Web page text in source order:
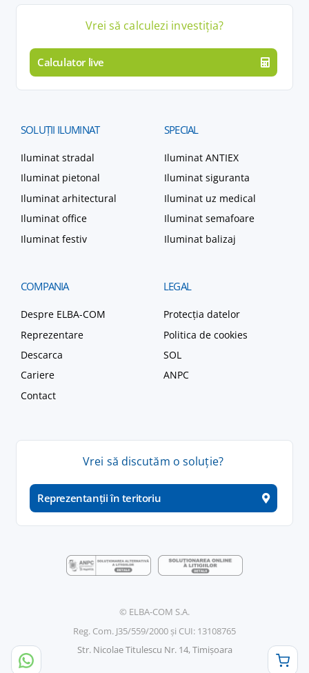
Vrei să calculezi investiția?
Calculator live
SOLUȚII ILUMINAT
Iluminat stradal
Iluminat pietonal
Iluminat arhitectural
Iluminat office
Iluminat festiv
SPECIAL
Iluminat ANTIEX
Iluminat siguranta
Iluminat uz medical
Iluminat semafoare
Iluminat balizaj
COMPANIA
Despre ELBA-COM
Reprezentare
Descarca
Cariere
Contact
LEGAL
Protecția datelor
Politica de cookies
SOL
ANPC
Vrei să discutăm osoluție?
Reprezentanții în teritoriu
© ELBA-COM S.A.
Reg. Com. J35/559/2000 și CUI: 13108765
Str. Nicolae Titulescu Nr. 14, Timișoara